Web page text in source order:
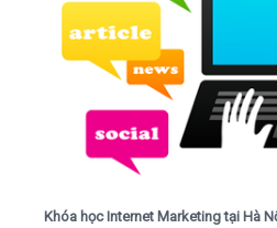
Khóa học Internet Marketing tại Hà